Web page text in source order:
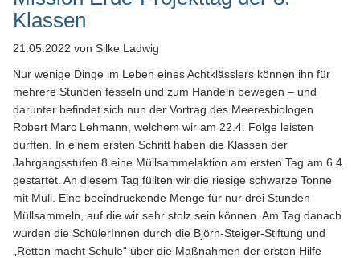
Klassen
21.05.2022 von Silke Ladwig
Nur wenige Dinge im Leben eines Achtklässlers können ihn für
mehrere Stunden fesseln und zum Handeln bewegen – und
darunter befindet sich nun der Vortrag des Meeresbiologen
Robert Marc Lehmann, welchem wir am 22.4. Folge leisten
durften. In einem ersten Schritt haben die Klassen der
Jahrgangsstufen 8 eine Müllsammelaktion am ersten Tag am 6.4.
gestartet. An diesem Tag füllten wir die riesige schwarze Tonne
mit Müll. Eine beeindruckende Menge für nur drei Stunden
Müllsammeln, auf die wir sehr stolz sein können. Am Tag danach
wurden die SchülerInnen durch die Björn-Steiger-Stiftung und
„Retten macht Schule“ über die Maßnahmen der ersten Hilfe